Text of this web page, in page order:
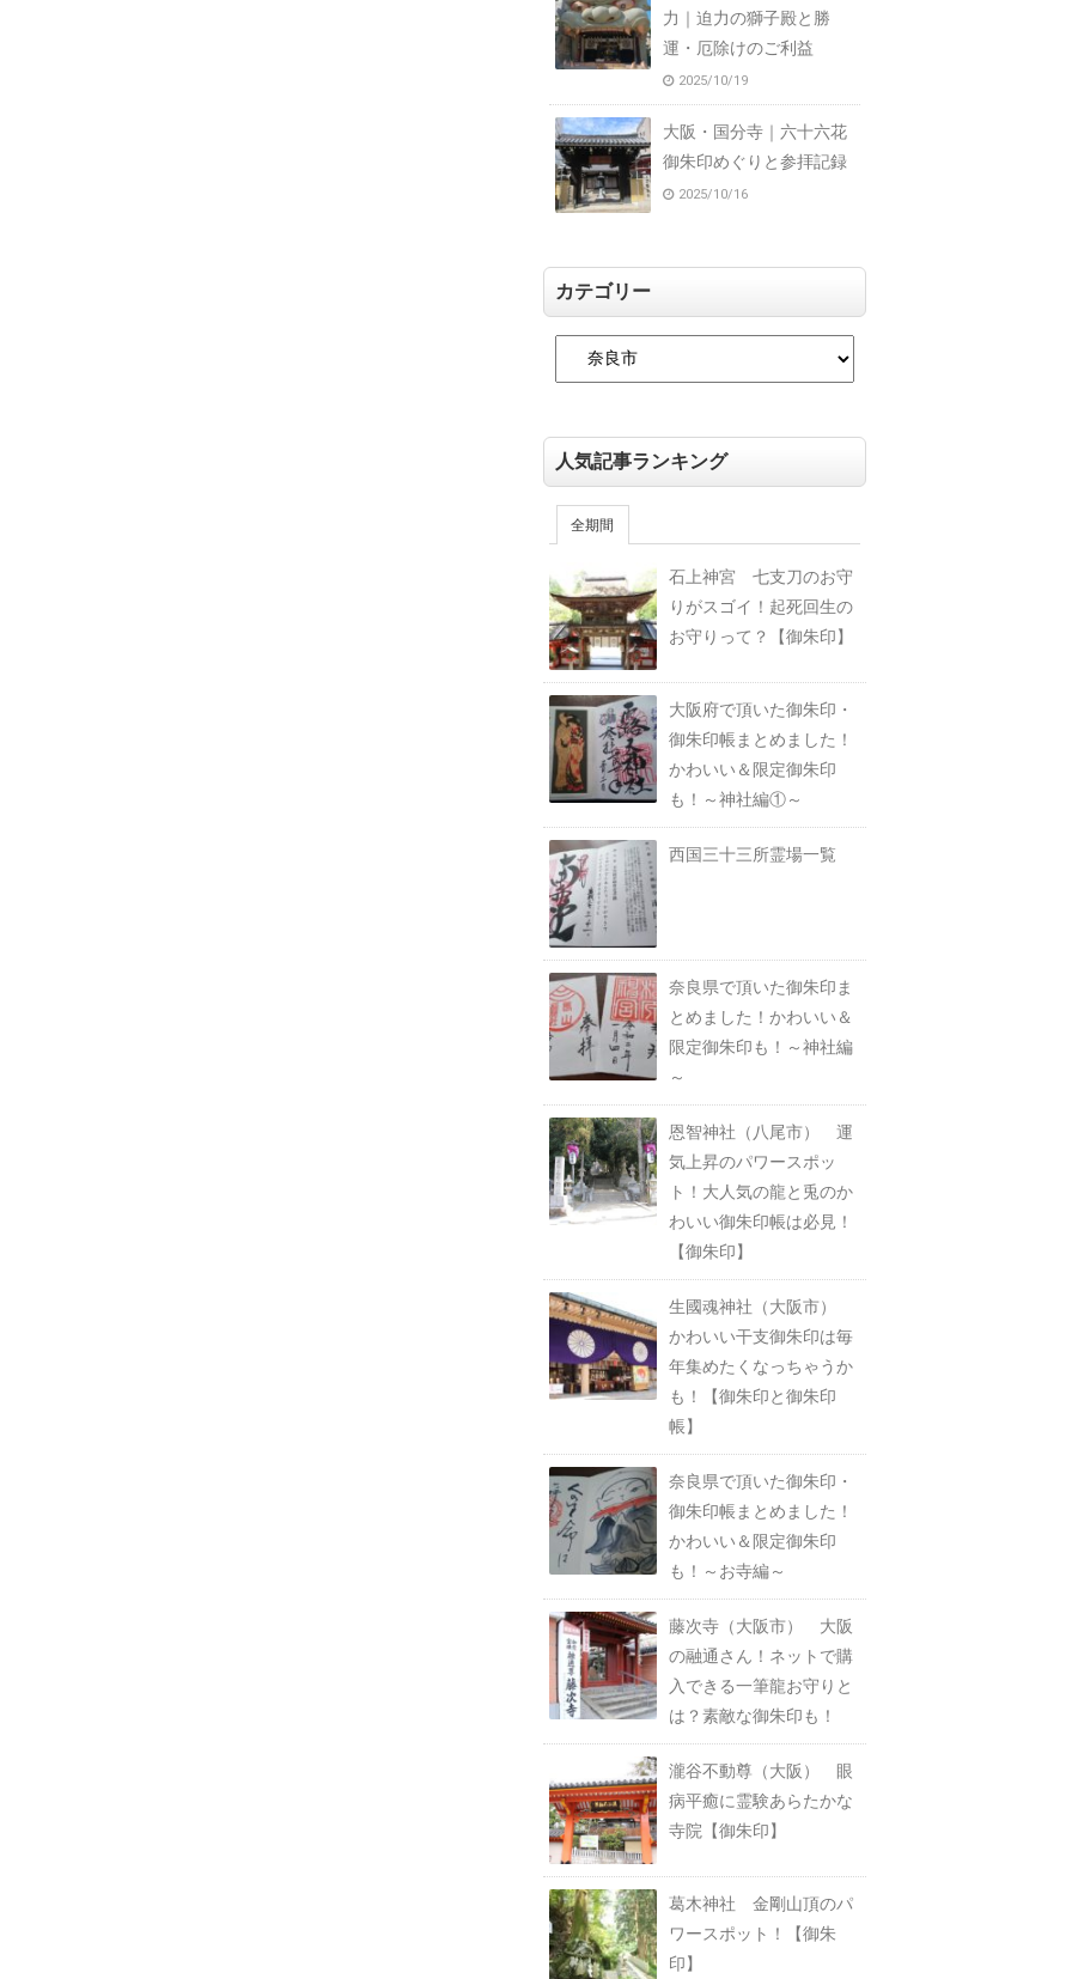
力｜迫力の獅子殿と勝
運・厄除けのご利益
2025/10/19
大阪・国分寺｜六十六花
御朱印めぐりと参拝記録
2025/10/16
カテゴリー
人気記事ランキング
全期間
石上神宮 七支刀のお守
りがスゴイ！起死回生の
お守りって？【御朱印】
大阪府で頂いた御朱印・
御朱印帳まとめました！
かわいい＆限定御朱印
も！～神社編①～
西国三十三所霊場一覧
奈良県で頂いた御朱印ま
とめました！かわいい＆
限定御朱印も！～神社編
～
恩智神社（八尾市） 運
気上昇のパワースポッ
ト！大人気の龍と兎のか
わいい御朱印帳は必見！
【御朱印】
生國魂神社（大阪市）
かわいい干支御朱印は毎
年集めたくなっちゃうか
も！【御朱印と御朱印
帳】
奈良県で頂いた御朱印・
御朱印帳まとめました！
かわいい＆限定御朱印
も！～お寺編～
藤次寺（大阪市） 大阪
の融通さん！ネットで購
入できる一筆龍お守りと
は？素敵な御朱印も！
瀧谷不動尊（大阪） 眼
病平癒に霊験あらたかな
寺院【御朱印】
葛木神社 金剛山頂のパ
ワースポット！【御朱
印】